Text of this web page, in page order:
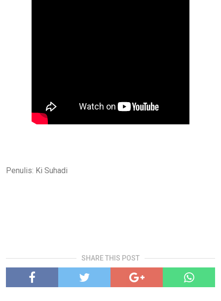
Penulis: Ki Suhadi
SHARE THIS POST